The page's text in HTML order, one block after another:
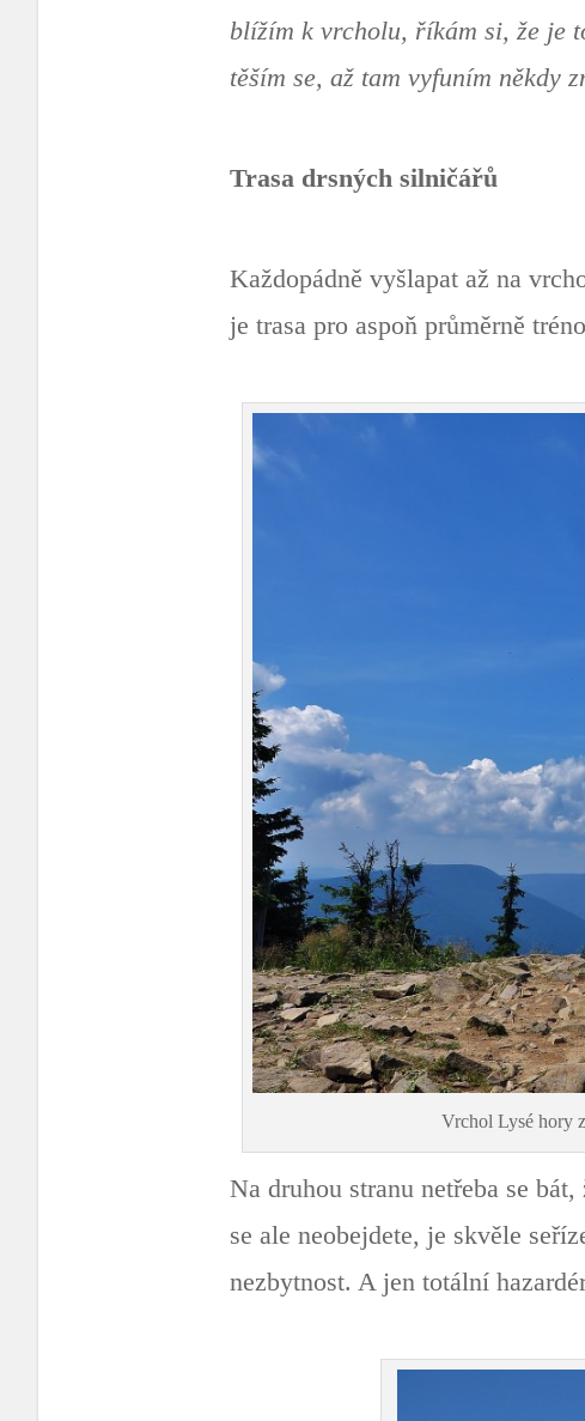
blížím k vrcholu, říkám si, že je
těším se, až tam vyfuním někdy
Trasa drsných silničářů
Každopádně vyšlapat až na
je trasa pro aspoň průměrně
Vrchol Lysé hory
Na druhou stranu netřeba se
se ale neobejdete, je skvěle
nezbytnost. A jen totální